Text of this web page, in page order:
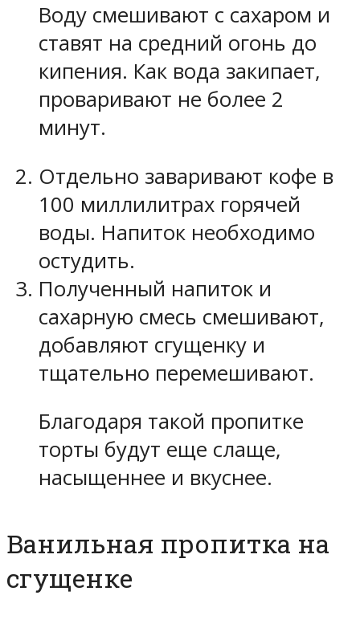
Воду смешивают с сахаром и
ставят на средний огонь до
кипения. Как вода закипает,
проваривают не более 2
минут.
Отдельно заваривают кофе в
100 миллилитрах горячей
воды. Напиток необходимо
остудить.
Полученный напиток и
сахарную смесь смешивают,
добавляют сгущенку и
тщательно перемешивают.
Благодаря такой пропитке
торты будут еще слаще,
насыщеннее и вкуснее.
Ванильная пропитка на
сгущенке